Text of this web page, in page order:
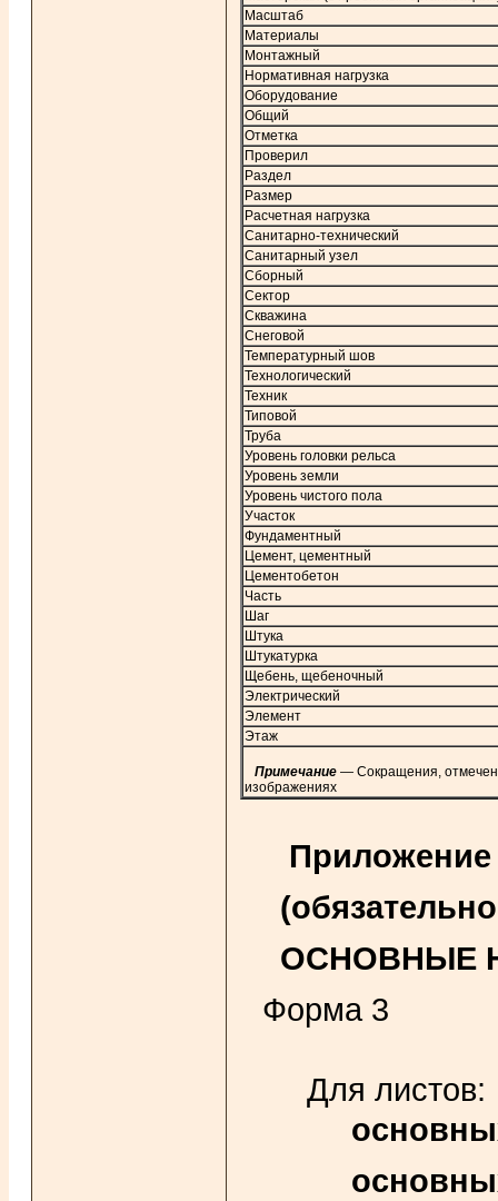
Масштаб
Материалы
Монтажный
Нормативная нагрузка
Оборудование
Общий
Отметка
Проверил
Раздел
Размер
Расчетная нагрузка
Санитарно-технический
Санитарный узел
Сборный
Сектор
Скважина
Снеговой
Температурный шов
Технологический
Техник
Типовой
Труба
Уровень головки рельса
Уровень земли
Уровень чистого пола
Участок
Фундаментный
Цемент, цементный
Цементобетон
Часть
Шаг
Штука
Штукатурка
Щебень, щебеночный
Электрический
Элемент
Этаж
Примечание—Сокращения,
изображениях
ОСНОВНЫЕ
Форма 3
Для листов: